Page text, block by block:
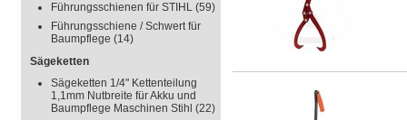
Führungsschienen für STIHL (59)
Führungsschiene / Schwert für
Baumpflege (14)
Sägeketten
Sägeketten 1/4" Kettenteilung
1,1mm Nutbreite für Akku und
Baumpflege Maschinen Stihl (22)